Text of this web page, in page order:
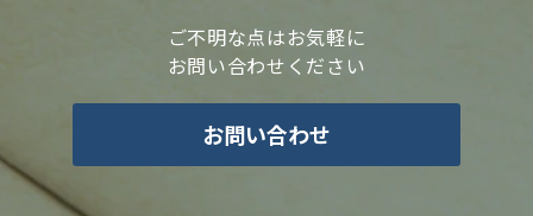
ご不明な点はお気軽に
お問い合わせください
お問い合わせ